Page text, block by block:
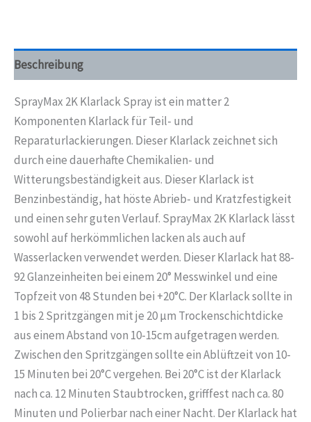
Menge
Beschreibung
SprayMax 2K Klarlack Spray ist ein matter 2
Komponenten Klarlack für Teil- und
Reparaturlackierungen. Dieser Klarlack zeichnet sich
durch eine dauerhafte Chemikalien- und
Witterungsbeständigkeit aus. Dieser Klarlack ist
Benzinbeständig, hat höste Abrieb- und Kratzfestigkeit
und einen sehr guten Verlauf. SprayMax 2K Klarlack lässt
sowohl auf herkömmlichen lacken als auch auf
Wasserlacken verwendet werden. Dieser Klarlack hat 88-
92 Glanzeinheiten bei einem 20° Messwinkel und eine
Topfzeit von 48 Stunden bei +20°C. Der Klarlack sollte in
1 bis 2 Spritzgängen mit je 20 μm Trockenschichtdicke
aus einem Abstand von 10-15cm aufgetragen werden.
Zwischen den Spritzgängen sollte ein Ablüftzeit von 10-
15 Minuten bei 20°C vergehen. Bei 20°C ist der Klarlack
nach ca. 12 Minuten Staubtrocken, grifffest nach ca. 80
Minuten und Polierbar nach einer Nacht. Der Klarlack hat